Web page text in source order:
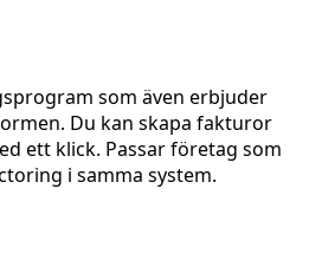
som även erbjuder
Du kan skapa fakturor
ett klick. Passar företag som
i samma system.